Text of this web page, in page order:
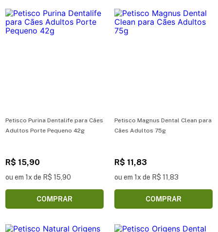
Petisco Purina Dentalife para Cães
Adultos Porte Pequeno 42g
R$ 15,90
ou em 1x de R$ 15,90
COMPRAR
Petisco Magnus Dental Clean para
Cães Adultos 75g
R$ 11,83
ou em 1x de R$ 11,83
COMPRAR